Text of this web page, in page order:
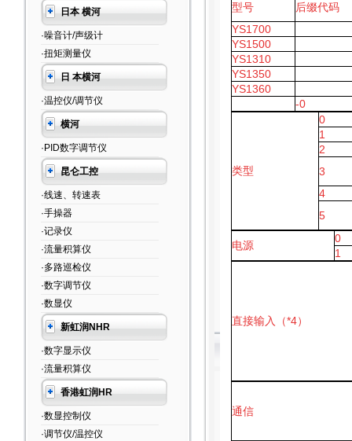
日本 横河
·噪音计/声级计
·扭矩测量仪
日 本横河
·温控仪/调节仪
横河
·PID数字调节仪
昆仑工控
·线速、转速表
·手操器
·记录仪
·流量积算仪
·多路巡检仪
·数字调节仪
·数显仪
新虹润NHR
·数字显示仪
·流量积算仪
香港虹润HR
·数显控制仪
·调节仪/温控仪
型号
后缀代码
YS1700
YS1500
YS1310
YS1350
YS1360
-0
类型
0
1
2
3
4
5
电源
0
1
直接输入（*4）
通信